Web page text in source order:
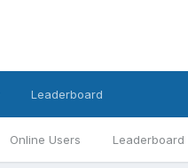
Online Users Leaderboard
Leaderboard